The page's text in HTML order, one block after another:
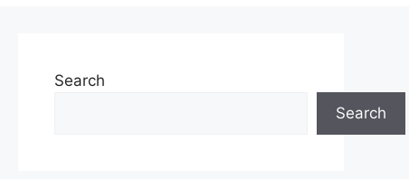
Search
Search